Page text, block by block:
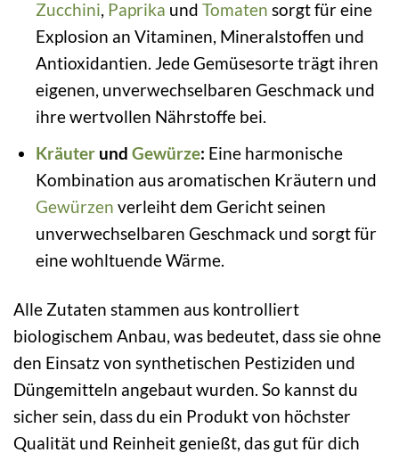
Zucchini Paprika und Tomaten sorgt für eine
Explosion an Vitaminen, Mineralstoffen und
Antioxidantien. Jede Gemüsesorte trägt ihren
eigenen, unverwechselbaren Geschmack und
ihre wertvollen Nährstoffe bei.
Kräuterund Gewürze: Eine harmonische
Kombination aus aromatischen Kräutern und
Gewürzen verleiht dem Gericht seinen
unverwechselbaren Geschmack und sorgt für
eine wohltuende Wärme.
Alle Zutaten stammen aus kontrolliert
biologischem Anbau, was bedeutet, dass sie ohne
den Einsatz von synthetischen Pestiziden und
Düngemitteln angebaut wurden. So kannst du
sicher sein, dass du ein Produkt von höchster
Qualität und Reinheit genießt, das gut für dich